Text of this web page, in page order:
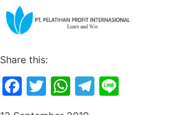
Share this:
Facebook
Twitter
WhatsApp
Telegram